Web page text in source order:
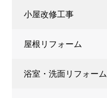
小屋改修工事
屋根リフォーム
浴室・洗面リフォーム